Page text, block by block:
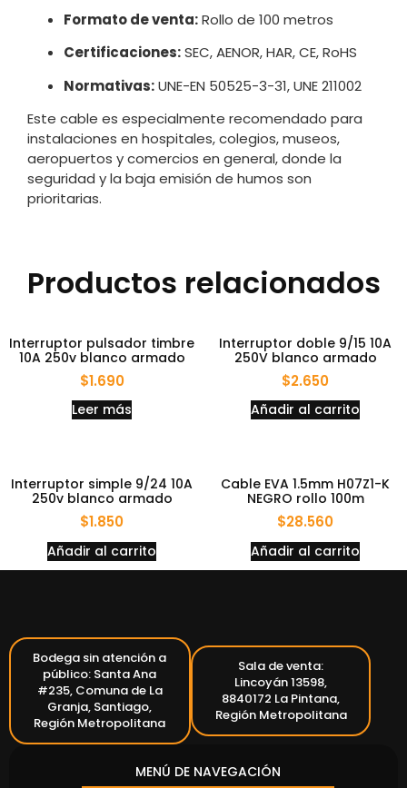
Formato de venta:Rollo de 100 metros
Certificaciones:SEC, AENOR, HAR, CE, RoHS
Normativas:UNE-EN 50525-3-31, UNE 211002
Este cable es especialmente recomendado para
instalaciones en hospitales, colegios, museos,
aeropuertos y comercios en general, donde la
seguridad y la baja emisión de humos son
prioritarias.
Productos relacionados
Interruptor pulsador timbre
10A 250v blanco armado
$1.690
Leer más
Interruptor doble 9/15 10A
250V blanco armado
$2.650
Añadir al carrito
Interruptor simple 9/24 10A
250v blanco armado
$1.850
Añadir al carrito
Cable EVA 1.5mm H07Z1-K
NEGRO rollo 100m
$28.560
Añadir al carrito
Bodega sin atención a
público: Santa Ana
#235, Comuna de La
Granja, Santiago,
Región Metropolitana
Sala de venta:
Lincoyán 13598,
8840172 La Pintana,
Región Metropolitana
MENÚ DE NAVEGACIÓN